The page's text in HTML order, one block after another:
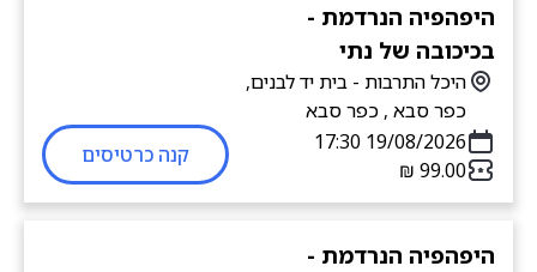
היפהפיה הנרדמת -
בכיכובה של נתי
היכל התרבות - בית יד לבנים,
כפר סבא , כפר סבא
19/08/2026 17:30
קנה כרטיסים
היפהפיה הנרדמת -